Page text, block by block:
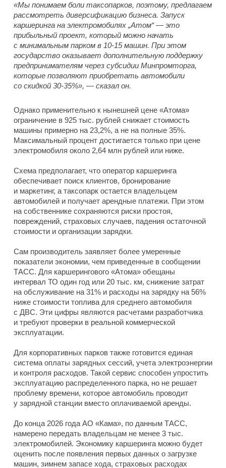
«Мы понимаем боли таксопарков, поэтому, предлагаем
рассмотреть диверсификацию бизнеса. Запуск
каршеринга на электромобилях „Атом“ — это
прибыльный проект, который можно начать
с минимальным парком в 10-15 машин. При этом
государство оказывает дополнительную поддержку
предпринимателям через субсидии Минпромторга,
которые позволяют приобретать автомобили
со скидкой 30-35%», — сказал он.
Однако применительно к нынешней цене «Атома»
ограничение в 925 тыс. рублей снижает стоимость
машины примерно на 23,2%, а не на полные 35%.
Максимальный процент достигается только при цене
электромобиля около 2,64 млн рублей или ниже.
Схема предполагает, что оператор каршеринга
обеспечивает поиск клиентов, бронирование
и маркетинг, а таксопарк остается владельцем
автомобилей и получает арендные платежи. При этом
на собственнике сохраняются риски простоя,
повреждений, страховых случаев, падения остаточной
стоимости и организации зарядки.
Сам производитель заявляет более умеренные
показатели экономии, чем приведенные в сообщении
ТАСС. Для каршерингового «Атома» обещаны
интервал ТО один год или 20 тыс. км, снижение затрат
на обслуживание на 31% и расходы на зарядку на 56%
ниже стоимости топлива для среднего автомобиля
с ДВС. Эти цифры являются расчетами разработчика
и требуют проверки в реальной коммерческой
эксплуатации.
Для корпоративных парков также готовится единая
система оплаты зарядных сессий, учета электроэнергии
и контроля расходов. Такой сервис способен упростить
эксплуатацию распределенного парка, но не решает
проблему времени, которое автомобиль проводит
у зарядной станции вместо оплачиваемой аренды.
До конца 2026 года АО «Кама», по данным ТАСС,
намерено передать владельцам не менее 3 тыс.
электромобилей. Экономику каршеринга можно будет
оценить после появления первых данных о загрузке
машин, зимнем запасе хода, страховых расходах